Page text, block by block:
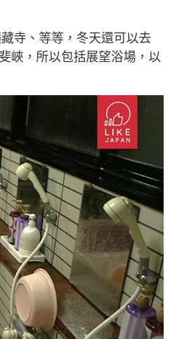
寺、等等，冬天還可以去
峽，所以包括展望浴場，以